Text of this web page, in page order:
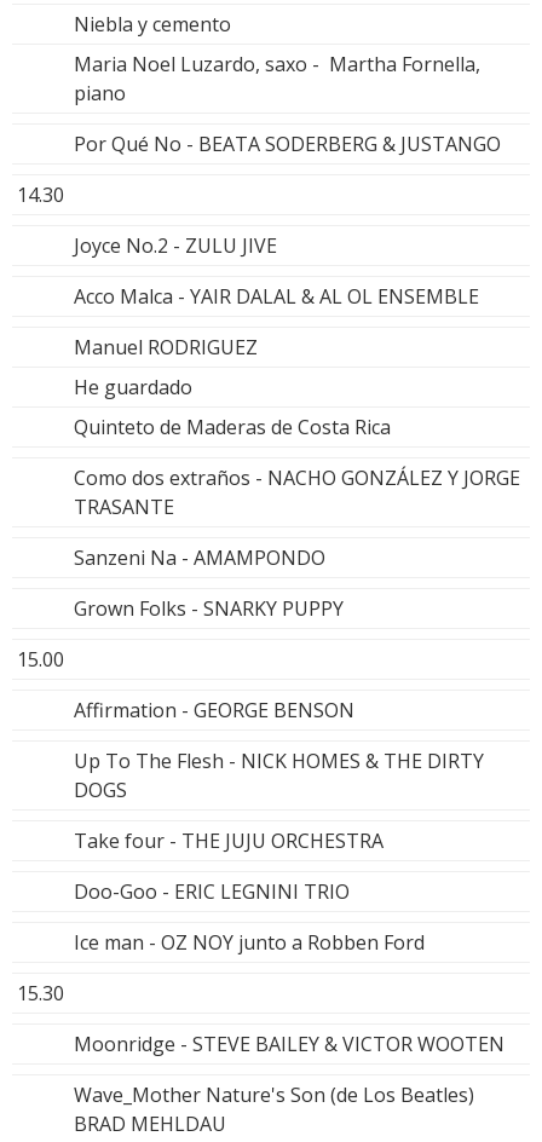
Niebla y cemento
Maria Noel Luzardo, saxo - Martha Fornella,
piano
Por Qué No - BEATA SODERBERG & JUSTANGO
14.30
Joyce No.2 - ZULU JIVE
Acco Malca - YAIR DALAL & AL OL ENSEMBLE
Manuel RODRIGUEZ
He guardado
Quinteto de Maderas de Costa Rica
Como dos extraños - NACHO GONZÁLEZ Y JORGE
TRASANTE
Sanzeni Na - AMAMPONDO
Grown Folks - SNARKY PUPPY
15.00
Affirmation - GEORGE BENSON
Up To The Flesh - NICK HOMES & THE DIRTY
DOGS
Take four - THE JUJU ORCHESTRA
Doo-Goo - ERIC LEGNINI TRIO
Ice man - OZ NOY junto a Robben Ford
15.30
Moonridge - STEVE BAILEY & VICTOR WOOTEN
Wave_Mother Nature's Son (de Los Beatles)
BRAD MEHLDAU